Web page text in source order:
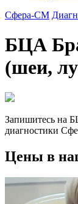
Сфера-СМ
БЦА
(шеи,
Запишитесь на
диагностики
Цены в